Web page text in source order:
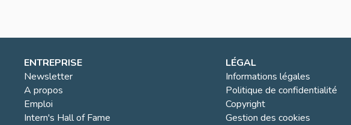
ENTREPRISE
Newsletter
A propos
Emploi
Intern's Hall of Fame
LÉGAL
Informations légales
Politique de confidentialité
Copyright
Gestion des cookies